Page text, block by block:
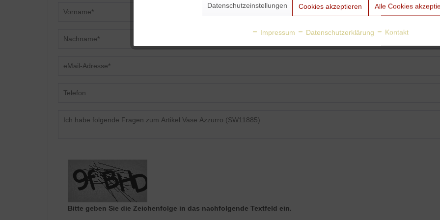
Bitte geben Sie die Zeichenfolge in das nachfolgende Textfeld ein.
Datenschutzeinstellungen Cookies akzeptieren Alle Cookies
Impressum Datenschutzerklärung Kontakt